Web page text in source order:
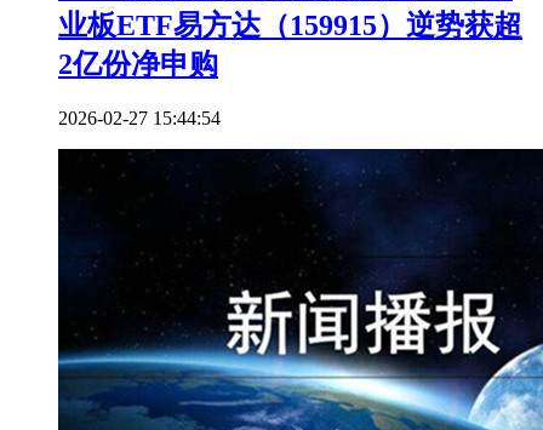
业板ETF易方达（159915）逆势获超
2亿份净申购
2026-02-27 15:44:54